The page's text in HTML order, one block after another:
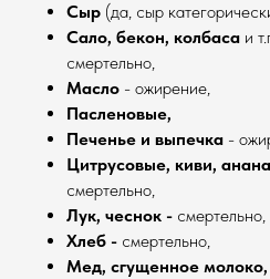
Сыр (да, сыр
Сало, бекон, колбаса и
смертельно,
Масло - ожирение,
Пасленовые,
Печенье и выпечка -
Цитрусовые, киви,
смертельно,
Лук, чеснок - смертельно,
Хлеб - смертельно,
Мед, сгущенное